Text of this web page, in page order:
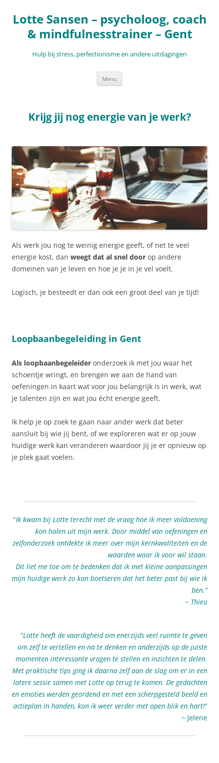
de
inhoud
Lotte Sansen – psycholoog, coach
& mindfulnesstrainer – Gent
Hulp bij stress, perfectionisme en andere uitdagingen
Menu
Krijg jij nog energie van je werk?
Als werk jou nog te weinig energie geeft, of net te veel
energie kost, dan weegt dat al snel door op andere
domeinen van je leven en hoe je je in je vel voelt.
Logisch, je besteedt er dan ook een groot deel van je tijd!
Loopbaanbegeleiding in Gent
Als loopbaanbegeleider onderzoek ik met jou waar het
schoentje wringt, en brengen we aan de hand van
oefeningen in kaart wat voor jou belangrijk is in werk, wat
je talenten zijn en wat jou écht energie geeft.
Ik help je op zoek te gaan naar ander werk dat beter
aansluit bij wie jij bent, of we exploreren wat er op jouw
huidige werk kan veranderen waardoor jij je er opnieuw op
je plek gaat voelen.
“Ik kwam bij Lotte terecht met de vraag hoe ik meer voldoening
kon halen uit mijn werk. Door middel van oefeningen en
zelfonderzoek ontdekte ik meer over mijn kernkwaliteiten en de
waarden waar ik voor wil staan.
Dit liet me toe om te bedenken dat ik met kleine aanpassingen
mijn huidige werk zo kan boetseren dat het beter past bij wie ik
ben.”
~ Thieu
“Lotte heeft de vaardigheid om enerzijds veel ruimte te geven
om zelf te vertellen en na te denken en anderzijds op de juiste
momenten interessante vragen te stellen en inzichten te delen.
Met praktische tips ging ik daarna zelf aan de slag om er in een
latere sessie samen met Lotte op terug te komen. De gedachten
en emoties werden geordend en met een scherpgesteld beeld en
actieplan in handen, kon ik weer verder met open blik en hart!“
~ Jelene